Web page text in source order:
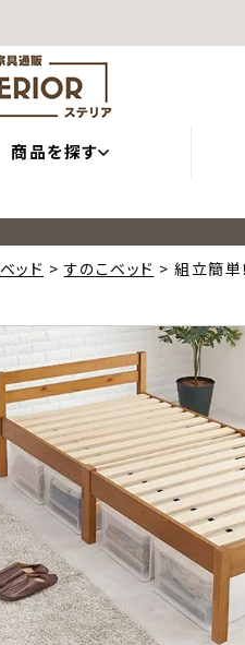
ベッド すのこベッド 組立簡単